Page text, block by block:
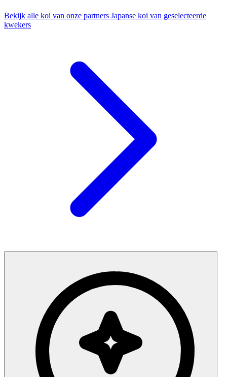
Bekijk alle koi van onze partners Japanse koi van geselecteerde
kwekers